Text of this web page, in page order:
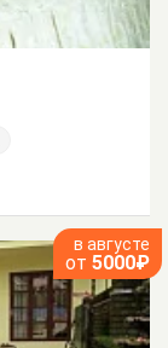
в августе
от 5000₽